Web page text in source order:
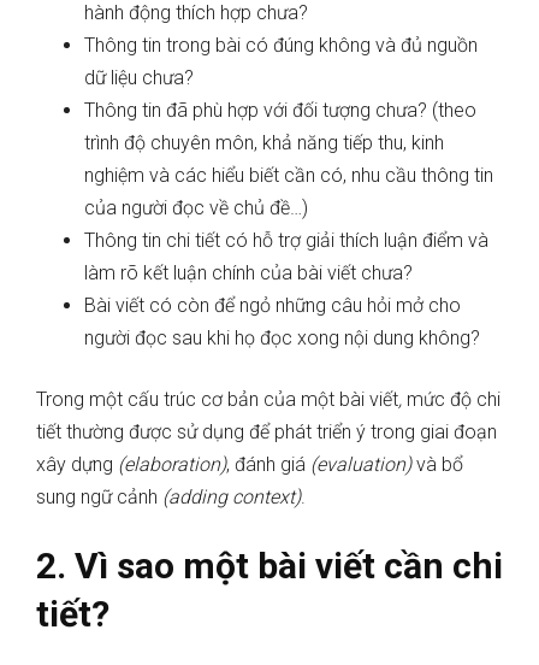
hành động thích hợp chưa?
Thông tin trong bài có đúng không và đủ nguồn
dữ liệu chưa?
Thông tin đã phù hợp với đối tượng chưa? (theo
trình độ chuyên môn, khả năng tiếp thu, kinh
nghiệm và các hiểu biết cần có, nhu cầu thông tin
của người đọc về chủ đề…)
Thông tin chi tiết có hỗ trợ giải thích luận điểm và
làm rõ kết luận chính của bài viết chưa?
Bài viết có còn để ngỏ những câu hỏi mở cho
người đọc sau khi họ đọc xong nội dung không?
Trong một cấu trúc cơ bản của một bài viết, mức độ chi
tiết thường được sử dụng để phát triển ý trong giai đoạn
xây dựng (elaboration), đánh giá (evaluation)và bổ
sung ngữ cảnh (adding context).
2. Vì sao một bài viết cần chi
tiết?